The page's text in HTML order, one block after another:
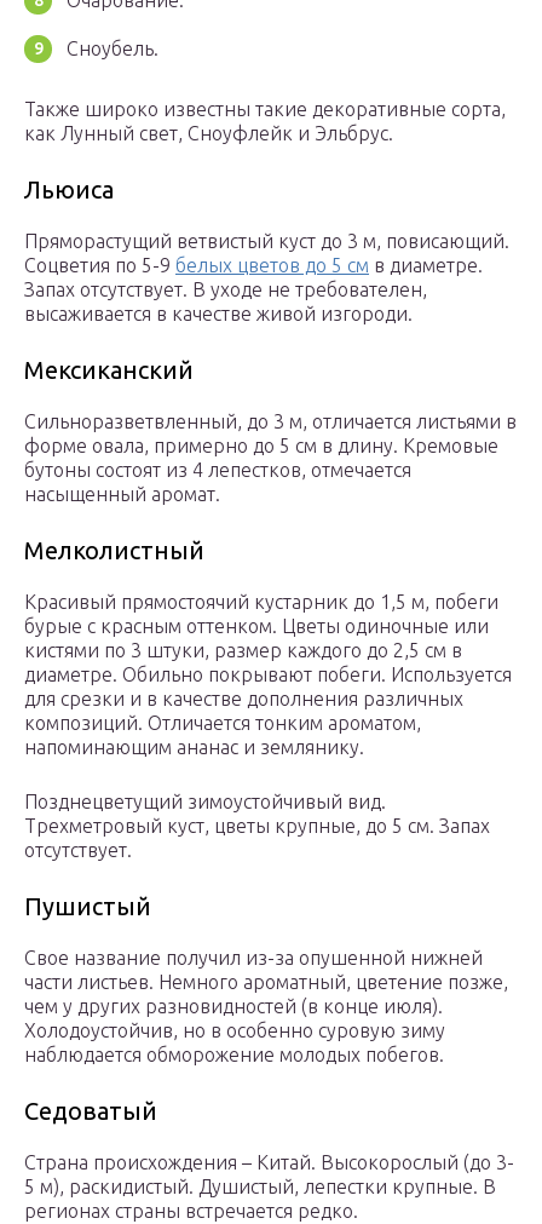
Сноубель.
Также широко известны такие декоративные сорта,
как Лунный свет, Сноуфлейк и Эльбрус.
Льюиса
Пряморастущий ветвистый куст до 3 м, повисающий.
Соцветия по 5-9 белых цветов до 5 см в диаметре.
Запах отсутствует. В уходе не требователен,
высаживается в качестве живой изгороди.
Мексиканский
Сильноразветвленный, до 3 м, отличается листьями в
форме овала, примерно до 5 см в длину. Кремовые
бутоны состоят из 4 лепестков, отмечается
насыщенный аромат.
Мелколистный
Красивый прямостоячий кустарник до 1,5 м, побеги
бурые с красным оттенком. Цветы одиночные или
кистями по 3 штуки, размер каждого до 2,5 см в
диаметре. Обильно покрывают побеги. Используется
для срезки и в качестве дополнения различных
композиций. Отличается тонким ароматом,
напоминающим ананас и землянику.
Позднецветущий зимоустойчивый вид.
Трехметровый куст, цветы крупные, до 5 см. Запах
отсутствует.
Пушистый
Свое название получил из-за опушенной нижней
части листьев. Немного ароматный, цветение позже,
чем у других разновидностей (в конце июля).
Холодоустойчив, но в особенно суровую зиму
наблюдается обморожение молодых побегов.
Седоватый
Страна происхождения – Китай. Высокорослый (до 3-
5 м), раскидистый. Душистый, лепестки крупные. В
регионах страны встречается редко.